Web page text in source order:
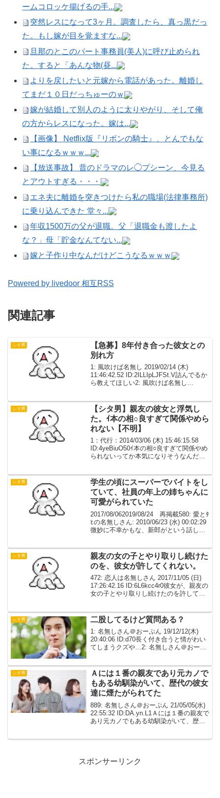
ームコロッケ揚げるの手...
突然レスになって3ヶ月。調査したら、真っ黒だっ
た。もし嫁が目を覚ますな...
旦那のとこのパート事務員(美人)に呼び止められ
た。すると「あんな物(昼...
よりを戻したいと元嫁から電話があった。離婚し
てまだ１０日だっちゅーのｗ
嫁が結婚して別人のように太りやがり、そして俺
の方からレスになった。嫁は...
【画像】 Netflix版『リボンの騎士』、とんでもな
い事になるｗｗｗ...
【放送事故】 昔のドラマのレ◯プシーン、今見る
とアウトすぎる・・・
エネ夫に離婚を突きつけたら私の職場(法律事務所)
に乗り込んできた 堂々...
年収1500万の父が退職。父「退職金も渡したよ
な？」母「貯金なんてない...
嫁と子作り中なんだけどこうなるｗｗｗ
Powered by livedoor 相互RSS
関連記事
シタ男
【急募】8年付き合った彼女との
別れ方
1: 風吹けば名無し 2019/02/14 (木)
11:46:42.52 ID:2ILLIpLJFSt.V詰んでるか
ら教えてほしい2: 風吹けば名無し
シタ男
【シタ男】親友の彼女と浮気し
た。ｲ本の相○良すぎて関係やめら
れない【不明】
1：代行：2014/03/06 (木) 15:46:15.58
ID:4yeBiuO50ｲ本の相○良すぎて関係やめ
られないってか本気になりそうなんだけ
シタ男
学生の頃にスーパーでバイトをし
ていて、社員の年上の姉ちゃんに
可愛がられていた
2017/08/062019/08/24 再掲載580: 愛とﾀ
ﾋの名無しさん: 2010/06/23 (水) 00:02:29
微妙に不幸かもな、新郎がという話し。
ていた...
シタ男
親友の女の子とやり取りし続けた
のを、彼女が許してくれない。
472: 恋人は名無しさん 2017/11/05 (日)
17:26:42.16 ID:6L6kcc4r0彼女が、親友の
女の子とやり取りし続けたのを許してく
そこそ電話と...
シタ男 二股してるけど質問ある？
1: 名無しさん＠おーぷん 19/12/12(木)
20:40:06 ID:d70長く付き合うと情がわい
てしまうクズや…2: 名無しさん＠おーぷ
シタ男
Ａには１番の親友であり元カノで
もある幼馴染がいて、歴代の彼女
達に煙たがられてた
889: 名無しさん＠おーぷん 21/05/05(水)
22:55:32 ID:DA.yn.L1Ａには１番の親友で
あり元カノでもある幼馴染がいて、歴代
スポンサーリンク